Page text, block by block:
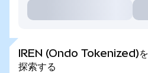
IREN (Ondo Tokenized)を
探索する